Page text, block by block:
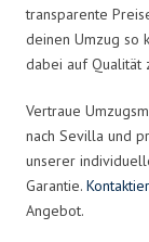
transparente
deinen Umzug so
dabei auf Qualität
Vertraue
nach Sevilla und
unserer
Garantie.
Angebot.